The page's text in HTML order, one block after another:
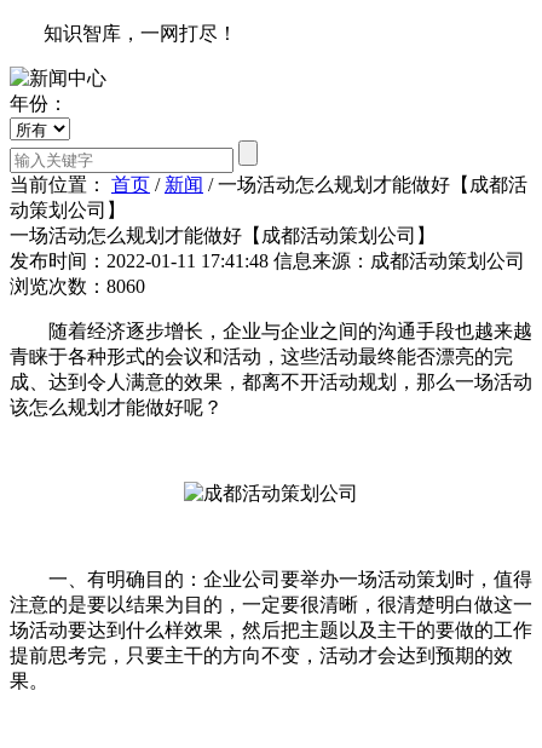
知识智库，一网打尽！
年份：
当前位置： 首页 / 新闻 /一场活动怎么规划才能做好【成都活
动策划公司】
一场活动怎么规划才能做好【成都活动策划公司】
发布时间：2022-01-11 17:41:48 信息来源：成都活动策划公司
浏览次数：8060
随着经济逐步增长，企业与企业之间的沟通手段也越来越
青睐于各种形式的会议和活动，这些活动最终能否漂亮的完
成、达到令人满意的效果，都离不开活动规划，那么一场活动
该怎么规划才能做好呢？
一、有明确目的：企业公司要举办一场活动策划时，值得
注意的是要以结果为目的，一定要很清晰，很清楚明白做这一
场活动要达到什么样效果，然后把主题以及主干的要做的工作
提前思考完，只要主干的方向不变，活动才会达到预期的效
果。